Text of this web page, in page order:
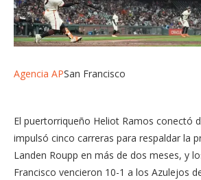
Agencia APSan Francisco
El puertorriqueño Heliot Ramos conectó
impulsó cinco carreras para respaldar la
Landen Roupp en más de dos meses, y
Francisco vencieron 10-1 a los Azulejos